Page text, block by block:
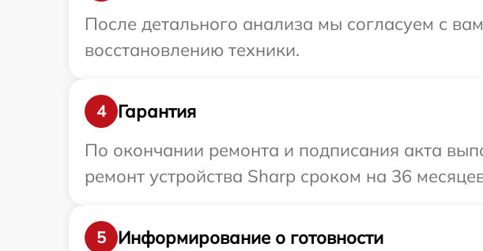
После детального анализа мы согласуем с
восстановлению техники.
4
Гарантия
По окончании ремонта и подписания акта
ремонт устройства Sharp сроком на 36
5
Информирование о готовности